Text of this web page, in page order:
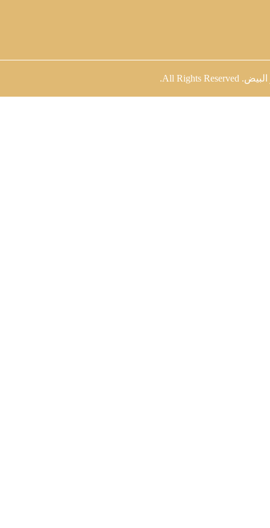
البيض. All Rights Reserved.